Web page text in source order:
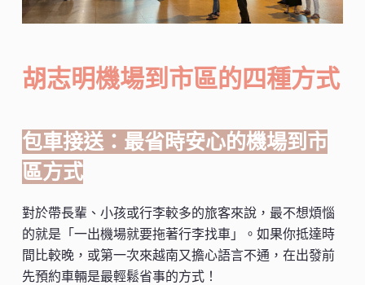
胡志明機場到市區的四種方式
包車接送：最省時安心的機場到市
區方式
對於帶長輩、小孩或行李較多的旅客來說，最不想煩惱
的就是「一出機場就要拖著行李找車」。如果你抵達時
間比較晚，或第一次來越南又擔心語言不通，在出發前
先預約車輛是最輕鬆省事的方式！